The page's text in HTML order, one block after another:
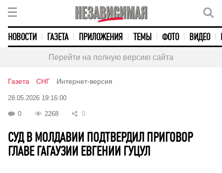
НОВОСТИ ГАЗЕТА ПРИЛОЖЕНИЯ ТЕМЫ ФОТО ВИДЕО
Перейти на полную версию сайта
Газета СНГ Интернет-версия
28.05.2026 19:16:00
0 2268 0
СУД В МОЛДАВИИ ПОДТВЕРДИЛ ПРИГОВОР
ГЛАВЕ ГАГАУЗИИ ЕВГЕНИИ ГУЦУЛ